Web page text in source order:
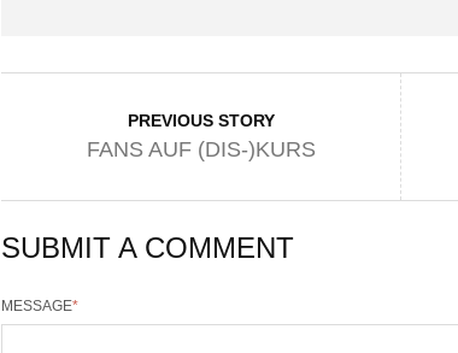
PREVIOUS STORY
FANS AUF (DIS-)KURS
SUBMIT A COMMENT
MESSAGE*